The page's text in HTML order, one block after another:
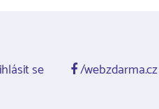
se /webzdarma.cz